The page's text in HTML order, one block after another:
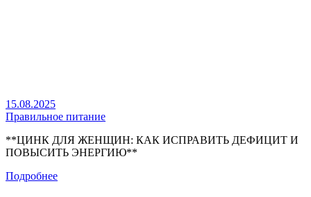
15.08.2025
Правильное питание
**ЦИНК ДЛЯ ЖЕНЩИН: КАК ИСПРАВИТЬ ДЕФИЦИТ И
ПОВЫСИТЬ ЭНЕРГИЮ**
Подробнее